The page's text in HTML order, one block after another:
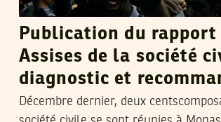
Publication du
Assises de la société
diagnostic et
Décembre dernier, deux